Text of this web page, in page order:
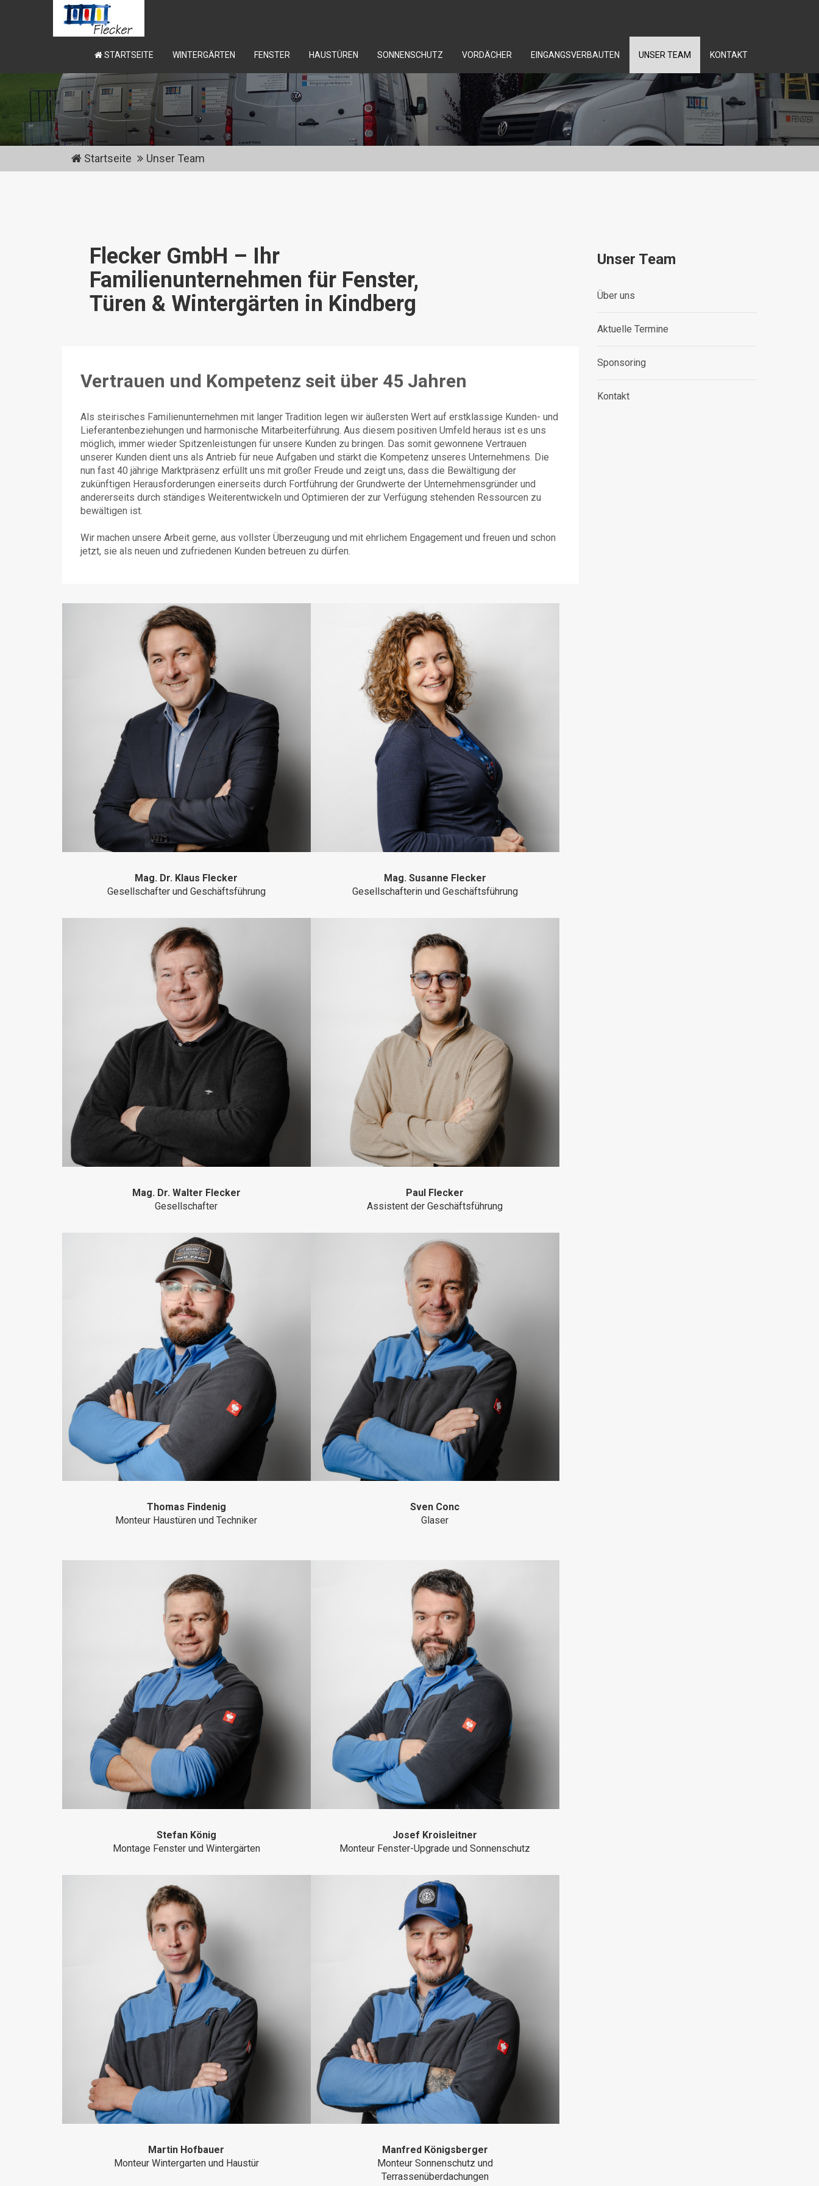
STARTSEITE WINTERGÄRTEN FENSTER HAUSTÜREN SONNENSCHUTZ VORDÄCHER EINGANGSVERBAUTEN UNSER TEAM KONTAKT
Startseite Unser Team
Flecker GmbH – Ihr
Familienunternehmen für Fenster,
Türen & Wintergärten in Kindberg
Vertrauen und Kompetenz seit über 45 Jahren
Als steirisches Familienunternehmen mit langer Tradition legen wir äußersten Wert auf erstklassige Kunden- und
Lieferantenbeziehungen und harmonische Mitarbeiterführung. Aus diesem positiven Umfeld heraus ist es uns
möglich, immer wieder Spitzenleistungen für unsere Kunden zu bringen. Das somit gewonnene Vertrauen
unserer Kunden dient uns als Antrieb für neue Aufgaben und stärkt die Kompetenz unseres Unternehmens. Die
nun fast 40 jährige Marktpräsenz erfüllt uns mit großer Freude und zeigt uns, dass die Bewältigung der
zukünftigen Herausforderungen einerseits durch Fortführung der Grundwerte der Unternehmensgründer und
andererseits durch ständiges Weiterentwickeln und Optimieren der zur Verfügung stehenden Ressourcen zu
bewältigen ist.
Wir machen unsere Arbeit gerne, aus vollster Überzeugung und mit ehrlichem Engagement und freuen und schon
jetzt, sie als neuen und zufriedenen Kunden betreuen zu dürfen.
Mag. Dr. Klaus Flecker
Gesellschafter und Geschäftsführung
Mag. Susanne Flecker
Gesellschafterin und Geschäftsführung
Mag. Dr. Walter Flecker
Gesellschafter
Paul Flecker
Assistent der Geschäftsführung
Thomas Findenig
Monteur Haustüren und Techniker
Sven Conc
Glaser
Stefan König
Montage Fenster und Wintergärten
Josef Kroisleitner
Monteur Fenster-Upgrade und Sonnenschutz
Martin Hofbauer
Monteur Wintergarten und Haustür
Manfred Königsberger
Monteur Sonnenschutz und
Terrassenüberdachungen
Unser Team
Über uns
Aktuelle Termine
Sponsoring
Kontakt